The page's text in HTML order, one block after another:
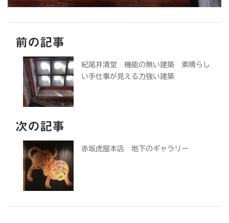
前の記事
紀尾井清堂 機能の無い建築 素晴らし
い手仕事が見える力強い建築
次の記事
赤坂虎屋本店 地下のギャラリー